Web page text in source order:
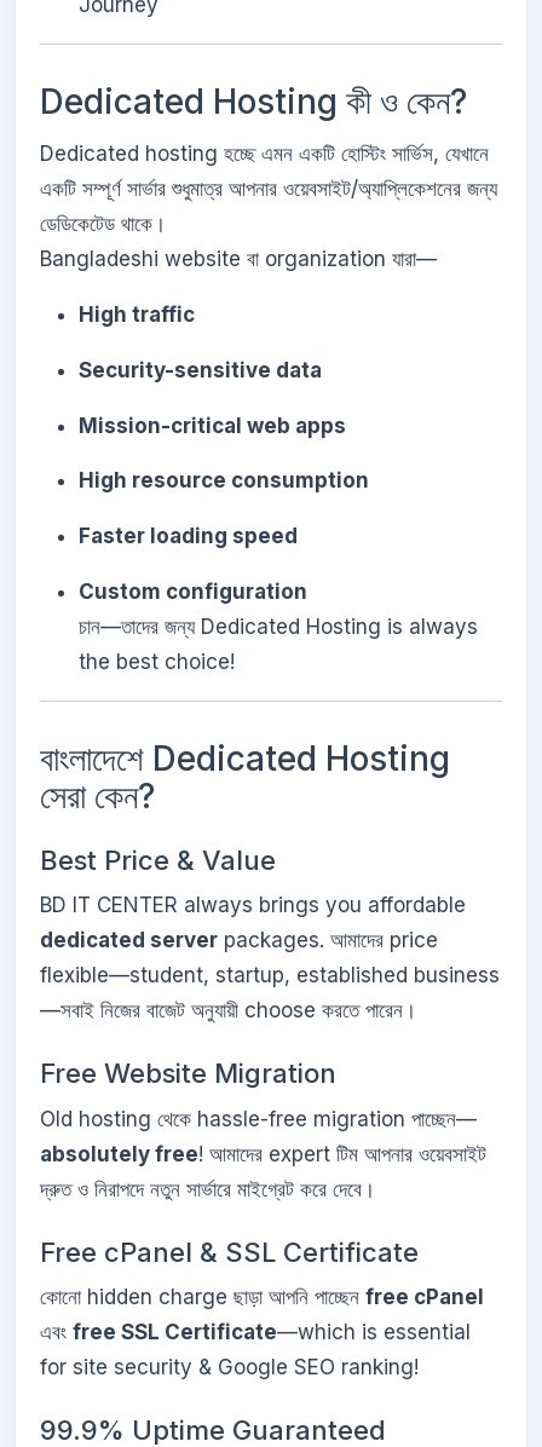
Dedicated Hosting কী ও কেন?
Dedicated hosting হচ্ছে এমন একটি হোস্টিং সার্ভিস, যেখানে
একটি সম্পূর্ণ সার্ভার শুধুমাত্র আপনার ওয়েবসাইট/অ্যাপ্লিকেশনের জন্য
ডেডিকেটেড থাকে।
Bangladeshi website বা organization যারা—
High traffic
Security-sensitive data
Mission-critical web apps
High resource consumption
Faster loading speed
Custom configuration
চান—তাদের জন্য Dedicated Hosting is always
the best choice!
বাংলাদেশে Dedicated Hosting
সেরা কেন?
Best Price & Value
BD IT CENTER always brings you affordable
dedicated server packages. আমাদের price
flexible—student, startup, established business
—সবাই নিজের বাজেট অনুযায়ী choose করতে পারেন।
Free Website Migration
Old hosting থেকে hassle-free migration পাচ্ছেন—
absolutely free! আমাদের expert টিম আপনার ওয়েবসাইট
দ্রুত ও নিরাপদে নতুন সার্ভারে মাইগ্রেট করে দেবে।
Free cPanel & SSL Certificate
কোনো hidden charge ছাড়া আপনি পাচ্ছেন free cPanel
এবং free SSL Certificate—which is essential
for site security & Google SEO ranking!
99.9% Uptime Guaranteed